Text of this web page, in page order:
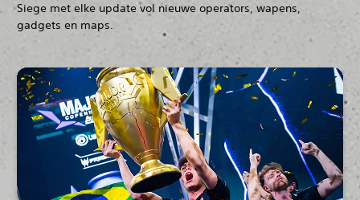
Siege met elke update vol nieuwe operators, wapens,
gadgets en maps.